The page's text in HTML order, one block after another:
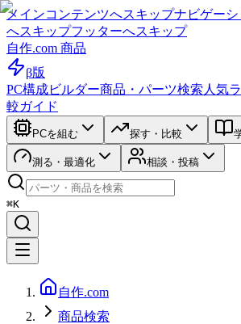
メインコンテンツへスキップナビゲー
へスキップフッターへスキップ
自作.com 商品
β版
PC構成ビルダー商品・パーツ検索 人気
較ガイド
PCを組む 探す・比較
測る・最適化 相談・投稿
⌘K
自作.com
商品検索